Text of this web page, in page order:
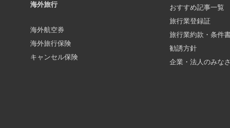
海外旅行
海外航空券
海外旅行保険
キャンセル保険
おすすめ記事一覧
旅行業登録証
旅行業約款・条件
勧誘方針
企業・法人のみな